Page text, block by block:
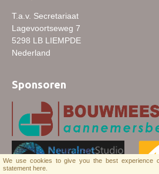
T.a.v. Secretariaat
Lagevoortseweg 7
5298 LB LIEMPDE
Nederland
Sponsoren
We use cookies to give you the best experience
statement here.